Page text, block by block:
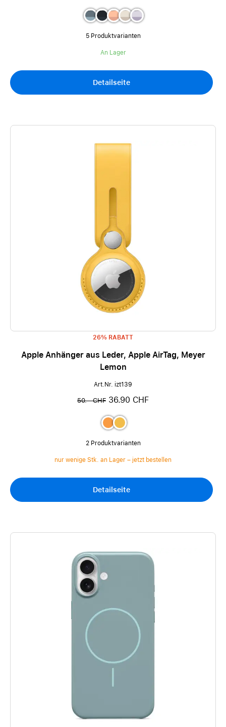
5 Produktvarianten
An Lager
Detailseite
26% RABATT
Apple Anhänger aus Leder, Apple AirTag, Meyer
Lemon
Art.Nr. izt139
50.– CHF 36.90 CHF
2 Produktvarianten
nur wenige Stk. an Lager – jetzt bestellen
Detailseite